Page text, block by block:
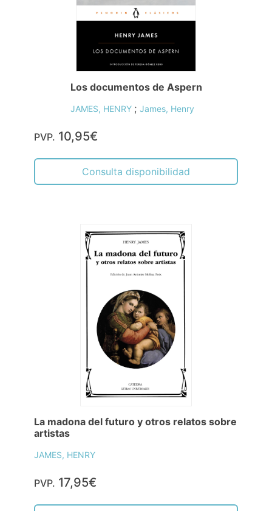
Los documentos de Aspern
JAMES, HENRY ; James, Henry
PVP. 10,95€
Consulta disponibilidad
La madona del futuro y otros relatos sobre
artistas
JAMES, HENRY
PVP. 17,95€